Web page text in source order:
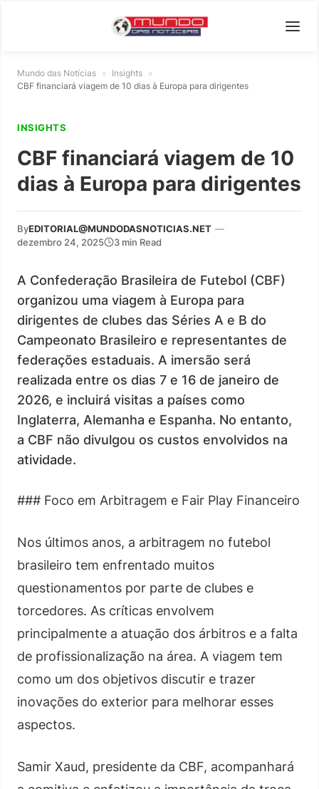
Mundo das Notícias » Insights »
CBF financiará viagem de 10 dias à Europa para dirigentes
INSIGHTS
CBF financiará viagem de 10
dias à Europa para dirigentes
ByEDITORIAL@MUNDODASNOTICIAS.NET —
dezembro 24, 2025
3 min Read
A Confederação Brasileira de Futebol (CBF)
organizou uma viagem à Europa para
dirigentes de clubes das Séries A e B do
Campeonato Brasileiro e representantes de
federações estaduais. A imersão será
realizada entre os dias 7 e 16 de janeiro de
2026, e incluirá visitas a países como
Inglaterra, Alemanha e Espanha. No entanto,
a CBF não divulgou os custos envolvidos na
atividade.
### Foco em Arbitragem e Fair Play Financeiro
Nos últimos anos, a arbitragem no futebol
brasileiro tem enfrentado muitos
questionamentos por parte de clubes e
torcedores. As críticas envolvem
principalmente a atuação dos árbitros e a falta
de profissionalização na área. A viagem tem
como um dos objetivos discutir e trazer
inovações do exterior para melhorar esses
aspectos.
Samir Xaud, presidente da CBF, acompanhará